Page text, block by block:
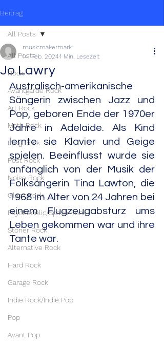
Beitrag
All Posts
Rock
Avantgarde Rock
Art Rock
Math Rock
Prog Rock
Post Rock
Noise Rock
Glam Rock
Psychedelic/Space Rock
Stoner Rock
Alternative Rock
Hard Rock
Garage Rock
Indie Rock/Indie Pop
Pop
Avant Pop
All Posts
Jo Lawry
musicmakermark
14. Feb. 20241 Min. Lesezeit
Australisch-amerikanische
Sängerin zwischen Jazz und
Pop, geboren Ende der 1970er
Jahre in Adelaide. Als Kind
lernte sie Klavier und Geige
spielen. Beeinflusst wurde sie
anfänglich von der Musik der
Folksängerin Tina Lawton, die
1968 im Alter von 24 Jahren bei
einem Flugzeugabsturz ums
Leben gekommen war und ihre
Tante war.